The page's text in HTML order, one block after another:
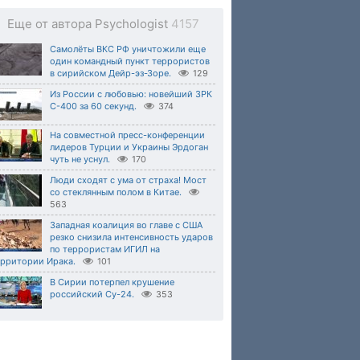
Еще от автора Psychologist 4157
Самолёты ВКС РФ уничтожили еще
один командный пункт террористов
в сирийском Дейр-эз-Зоре.
129
Из России с любовью: новейший ЗРК
С-400 за 60 секунд.
374
На совместной пресс-конференции
лидеров Турции и Украины Эрдоган
чуть не уснул.
170
Люди сходят с ума от страха! Мост
со стеклянным полом в Китае.
563
Западная коалиция во главе с США
резко снизила интенсивность ударов
по террористам ИГИЛ на
Ирака.
101
В Сирии потерпел крушение
российский Су-24.
353